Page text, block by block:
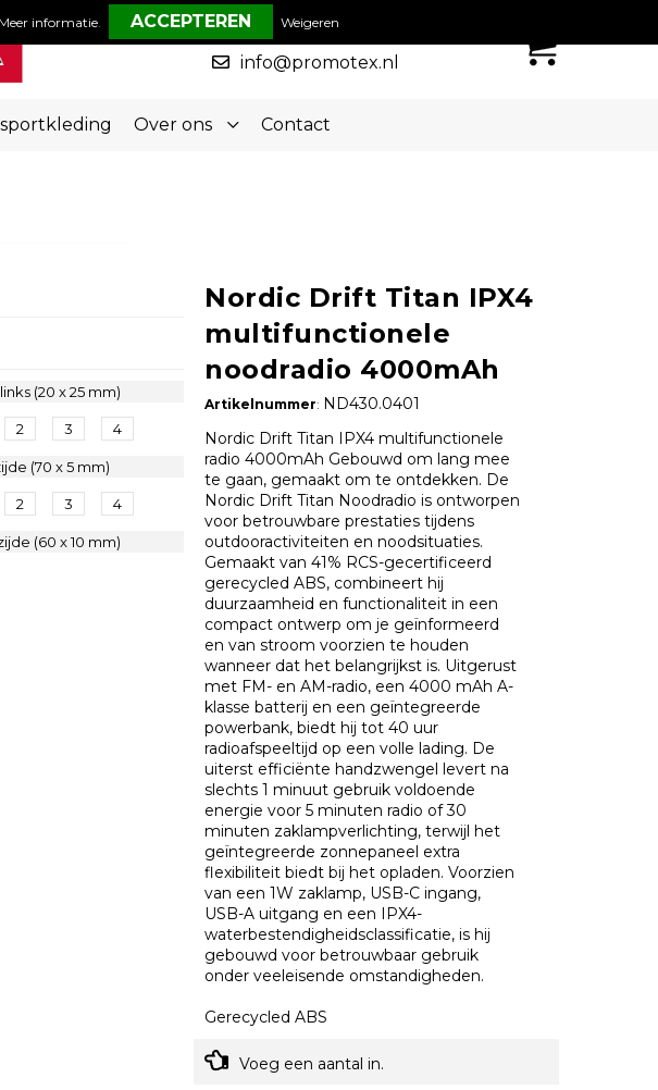
050-5773636
info@promotex.nl
Over ons Contact
(20 x 25 mm)
2 3 4
(70 x 5 mm)
2 3 4
(60 x 10 mm)
Nordic Drift Titan IPX4
multifunctionele
noodradio 4000mAh
Artikelnummer: ND430.0401
Nordic Drift Titan IPX4 multifunctionele
radio 4000mAh Gebouwd om lang mee
te gaan, gemaakt om te ontdekken. De
Nordic Drift Titan Noodradio is ontworpen
voor betrouwbare prestaties tijdens
outdooractiviteiten en noodsituaties.
Gemaakt van 41% RCS-gecertificeerd
gerecycled ABS, combineert hij
duurzaamheid en functionaliteit in een
compact ontwerp om je geïnformeerd
en van stroom voorzien te houden
wanneer dat het belangrijkst is. Uitgerust
met FM- en AM-radio, een 4000 mAh A-
klasse batterij en een geïntegreerde
powerbank, biedt hij tot 40 uur
radioafspeeltijd op een volle lading. De
uiterst efficiënte handzwengel levert na
slechts 1 minuut gebruik voldoende
energie voor 5 minuten radio of 30
minuten zaklampverlichting, terwijl het
geïntegreerde zonnepaneel extra
flexibiliteit biedt bij het opladen. Voorzien
van een 1W zaklamp, USB-C ingang,
USB-A uitgang en een IPX4-
waterbestendigheidsclassificatie, is hij
gebouwd voor betrouwbaar gebruik
onder veeleisende omstandigheden.
Gerecycled ABS
Voeg een aantal in.
Meer informatie. Weigeren